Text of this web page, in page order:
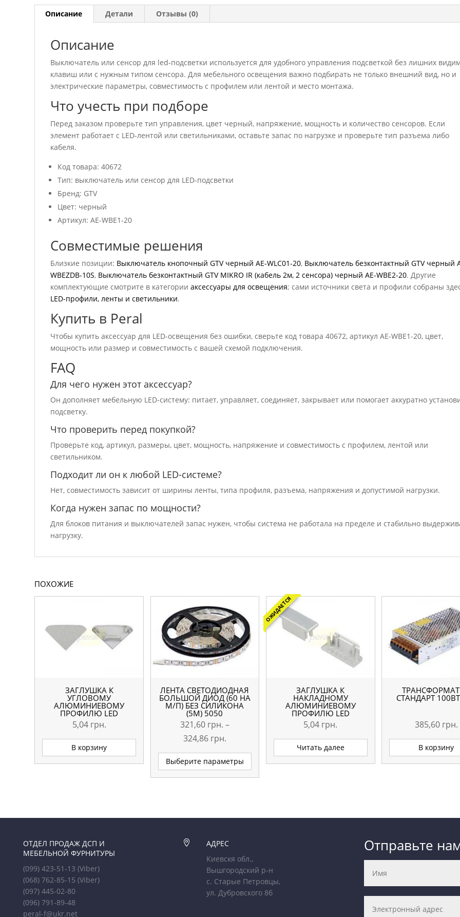
сенсор)
Описание Детали Отзывы (0)
Описание
Выключатель или сенсор для led-подсветки используется для удобного управления подсветкой без лишних
клавиш или с нужным типом сенсора. Для мебельного освещения важно подбирать не только внешний вид, но и
электрические параметры, совместимость с профилем или лентой и место монтажа.
Что учесть при подборе
Перед заказом проверьте тип управления, цвет черный, напряжение, мощность и количество сенсоров. Если
элемент работает с LED-лентой или светильниками, оставьте запас по нагрузке и проверьте тип разъема либо
кабеля.
Код товара: 40672
Тип: выключатель или сенсор для LED-подсветки
Бренд: GTV
Цвет: черный
Артикул: AE-WBE1-20
Совместимые решения
Близкие позиции: Выключатель кнопочный GTV черный AE-WLC01-20, Выключатель безконтактный GTV черный
WBEZDB-10S, Выключатель безконтактный GTV MIKRO IR (кабель 2м, 2 сенсора) черный AE-WBE2-20. Другие
комплектующие смотрите в категорииаксессуары для освещения; сами источники света и профили собраны
LED-профили, ленты и светильники.
Купить в Peral
Чтобы купить аксессуар для LED-освещения без ошибки, сверьте код товара 40672, артикул AE-WBE1-20, цвет,
мощность или размер и совместимость с вашей схемой подключения.
FAQ
Для чего нужен этот аксессуар?
Он дополняет мебельную LED-систему: питает, управляет, соединяет, закрывает или помогает аккуратно
подсветку.
Что проверить перед покупкой?
Проверьте код, артикул, размеры, цвет, мощность, напряжение и совместимость с профилем, лентой или
светильником.
Подходит ли он к любой LED-системе?
Нет, совместимость зависит от ширины ленты, типа профиля, разъема, напряжения и допустимой нагрузки.
Когда нужен запас по мощности?
Для блоков питания и выключателей запас нужен, чтобы система не работала на пределе и стабильно
нагрузку.
ПОХОЖИЕ
ЗАГЛУШКА К
УГЛОВОМУ
АЛЮМИНИЕВОМУ
ПРОФИЛЮ LED
5,04 грн.
В корзину
ЛЕНТА СВЕТОДИОДНАЯ
БОЛЬШОЙ ДИОД (60 НА
М/П) БЕЗ СИЛИКОНА
(5М) 5050
321,60 грн. –
324,86 грн.Диапазон
цен:
321,60 грн.
–
Выберите параметры
Этот
товар
товара.
ОЖИДАЕТСЯ
ЗАГЛУШКА К
НАКЛАДНОМУ
АЛЮМИНИЕВОМУ
ПРОФИЛЮ LED
5,04 грн.
Читать далее
СТАНДАРТ
385,60 грн.
В корзину
ОТДЕЛ ПРОДАЖ ДСП И
МЕБЕЛЬНОЙ ФУРНИТУРЫ
(099) 423-51-13(Viber)
(068) 762-85-15(Viber)
(097) 445-02-80
(096) 791-89-48
peral-f@ukr.net

АДРЕС
Киевскя обл.,
Вышгородский р-н
с. Старые Петровцы,
ул. Дубровского 8б
Отправьте